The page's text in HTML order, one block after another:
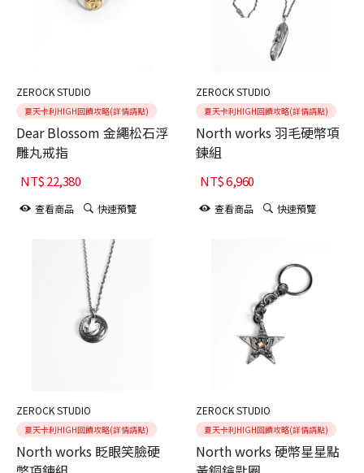
ZEROCK STUDIO
夏天卡利HIGH回饋攻略(詳情請點)
Dear Blossom 金繩松石浮
雕丸戒指
NT$22,380
查看商品 快速預覽
ZEROCK STUDIO
夏天卡利HIGH回饋攻略(詳情請點)
North works 羽毛硬幣項
鍊組
NT$6,960
查看商品 快速預覽
ZEROCK STUDIO
夏天卡利HIGH回饋攻略(詳情請點)
North works 眨眼笑臉硬
ZEROCK STUDIO
夏天卡利HIGH回饋攻略(詳情請點)
North works 硬幣星星點